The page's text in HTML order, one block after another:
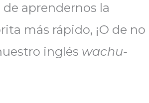
aprendernos la
más rápido, ¡O de no
inglés wachu-